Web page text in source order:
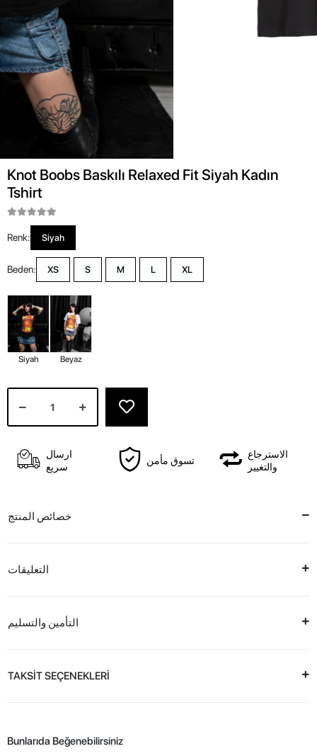
Knot Boobs Baskılı Relaxed Fit Siyah Kadın
Tshirt
Renk: Siyah
Beden: XS S M L XL
Siyah Beyaz
ارسال
سريع
تسوق مأمن
الاسترجاع
والتغيير
خصائص المنتج
التعليقات
التأمين والتسليم
TAKSİT SEÇENEKLERİ
Bunlarıda Beğenebilirsiniz